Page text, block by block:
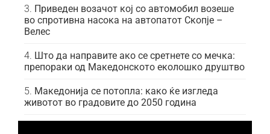
Приведен возачот кој со автомобил возеше
во спротивна насока на автопатот Скопје –
Велес
Што да направите ако се сретнете со мечка:
препораки од Македонското еколошко друштво
Македонија се потопла: како ќе изгледа
животот во градовите до 2050 година